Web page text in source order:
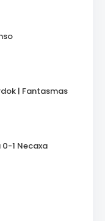
| Fantasmas
1 Necaxa